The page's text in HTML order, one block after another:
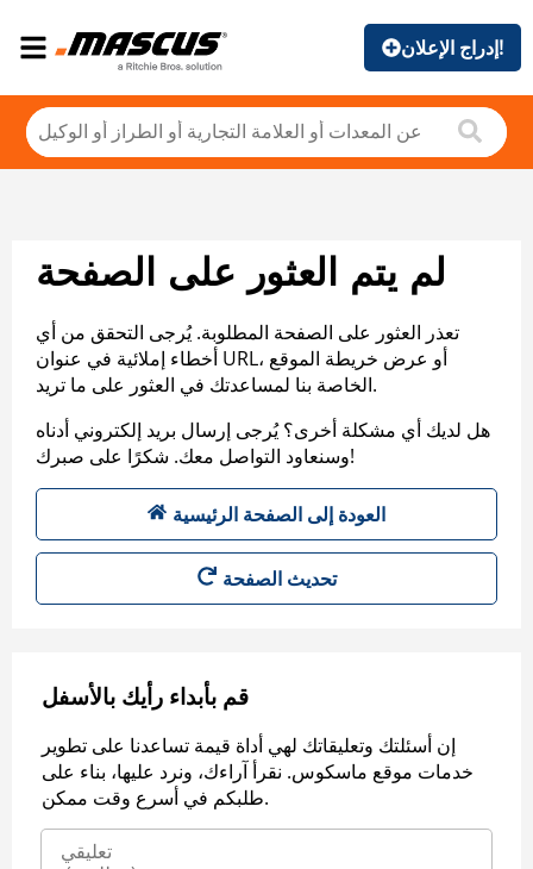
إدراج الإعلان!
لم يتم العثور على الصفحة
تعذر العثور على الصفحة المطلوبة. يُرجى التحقق من أي
أخطاء إملائية في عنوان URL، أو عرض خريطة الموقع
الخاصة بنا لمساعدتك في العثور على ما تريد.
هل لديك أي مشكلة أخرى؟ يُرجى إرسال بريد إلكتروني أدناه
وسنعاود التواصل معك. شكرًا على صبرك!
العودة إلى الصفحة الرئيسية
تحديث الصفحة
قم بأبداء رأيك بالأسفل
إن أسئلتك وتعليقاتك لهي أداة قيمة تساعدنا على تطوير
خدمات موقع ماسكوس. نقرأ آراءك، ونرد عليها، بناء على
طلبكم في أسرع وقت ممكن.